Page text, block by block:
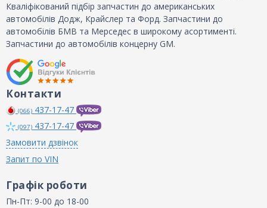
Кваліфікований підбір запчастин до американських
автомобілів Додж, Крайслер та Форд. Запчастини до
автомобілів БМВ та Мерседес в широкому асортименті.
Запчастини до автомобілів концерну GM.
Контакти
(066) 437-17-47
(097) 437-17-47
Замовити дзвінок
Запит по VIN
Графік роботи
Пн-Пт: 9-00 до 18-00